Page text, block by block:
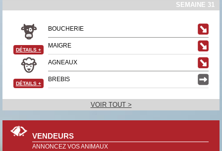
SEMAINE 31
BOUCHERIE
MAIGRE
DÉTAILS +
AGNEAUX
BREBIS
DÉTAILS +
VOIR TOUT >
VENDEURS
ANNONCEZ VOS ANIMAUX